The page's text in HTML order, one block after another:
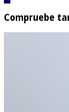
Compruebe